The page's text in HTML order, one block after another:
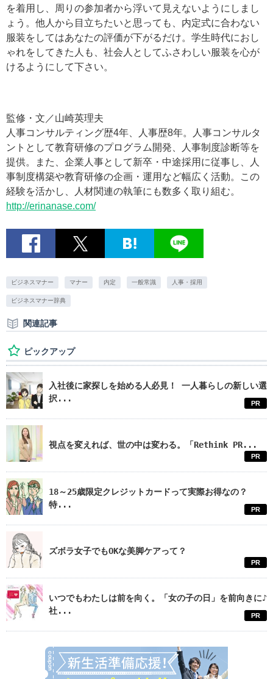
を着用し、周りの参加者から浮いて見えないようにしまし
ょう。他人から目立ちたいと思っても、内定式に合わない
服装をしてはあなたの評価が下がるだけ。学生時代におし
ゃれをしてきた人も、社会人としてふさわしい服装を心が
けるようにして下さい。
監修・文／山崎英理夫
人事コンサルティング歴4年、人事歴8年。人事コンサルタ
ントとして教育研修のプログラム開発、人事制度診断等を
提供。また、企業人事として新卒・中途採用に従事し、人
事制度構築や教育研修の企画・運用など幅広く活動。この
経験を活かし、人材関連の執筆にも数多く取り組む。
http://erinanase.com/
ビジネスマナー マナー 内定 一般常識 人事・採用
ビジネスマナー辞典
関連記事
ピックアップ
入社後に家探しを始める人必見！ 一人暮らしの新しい選
択...
PR
視点を変えれば、世の中は変わる。「Rethink PR...
PR
18～25歳限定クレジットカードって実際お得なの？
特...
PR
ズボラ女子でもOKな美脚ケアって？
PR
いつでもわたしは前を向く。「女の子の日」を前向きに♪
社...
PR